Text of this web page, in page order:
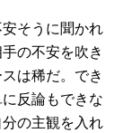
そうに聞かれ
の不安を吹き
は稀だ。でき
反論もできな
の主観を入れ